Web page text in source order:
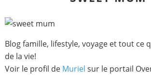
Blog famille, lifestyle, voyage et tout ce
de la vie!
Voir le profil de Muriel sur le portail